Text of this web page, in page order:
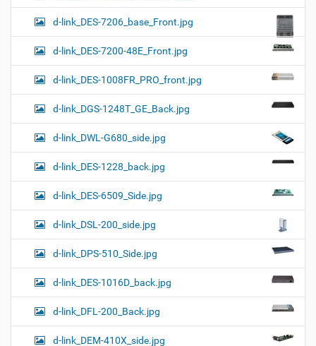
d-link_DES-7206_base_Front.jpg
d-link_DES-7200-48E_Front.jpg
d-link_DES-1008FR_PRO_front.jpg
d-link_DGS-1248T_GE_Back.jpg
d-link_DWL-G680_side.jpg
d-link_DES-1228_back.jpg
d-link_DES-6509_Side.jpg
d-link_DSL-200_side.jpg
d-link_DPS-510_Side.jpg
d-link_DES-1016D_back.jpg
d-link_DFL-200_Back.jpg
d-link_DEM-410X_side.jpg